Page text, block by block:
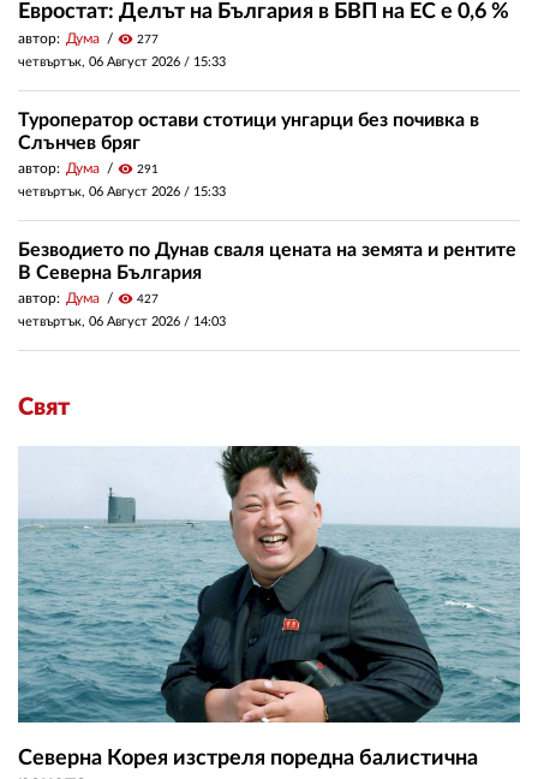
Евростат: Делът на България в БВП на ЕС е 0,6 %
автор: Дума visibility 277
четвъртък, 06 Август 2026 / 15:33
Туроператор остави стотици унгарци без почивка в
Слънчев бряг
автор: Дума visibility 291
четвъртък, 06 Август 2026 / 15:33
Безводието по Дунав сваля цената на земята и рентите
В Северна България
автор: Дума visibility 427
четвъртък, 06 Август 2026 / 14:03
Свят
Северна Корея изстреля поредна балистична